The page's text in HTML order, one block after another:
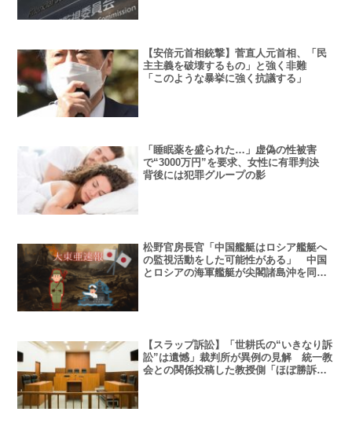
【安倍元首相銃撃】菅直人元首相、「民
主主義を破壊するもの」と強く非難
「このような暴挙に強く抗議する」
「睡眠薬を盛られた…」虚偽の性被害
で“3000万円”を要求、女性に有罪判決
背後には犯罪グループの影
松野官房長官「中国艦艇はロシア艦艇へ
の監視活動をした可能性がある」 中国
とロシアの海軍艦艇が尖閣諸島沖を同時
【スラップ訴訟】「世耕氏の“いきなり訴
訟”は遺憾」裁判所が異例の見解 統一教
会との関係投稿した教授側「ほぼ勝訴